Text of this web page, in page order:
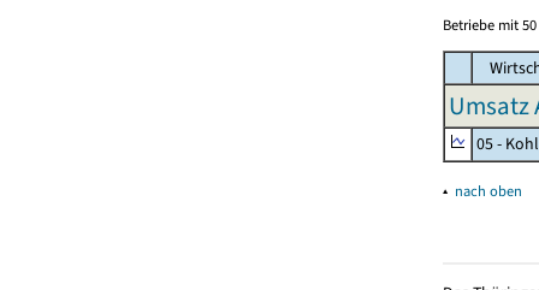
Betriebe mit
Umsatz
05 -
▴ nach oben